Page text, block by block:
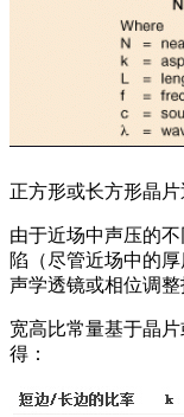
正方形或长方形晶
由于近场中声压的
陷（尽管近场中的
声学透镜或相位调整
宽高比常量基于晶
得：